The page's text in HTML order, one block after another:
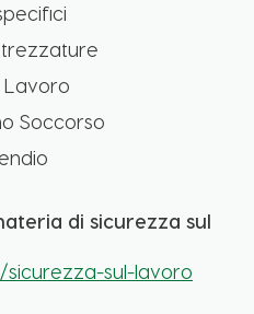
Lavoro
Soccorso
di sicurezza sul
sul-lavoro